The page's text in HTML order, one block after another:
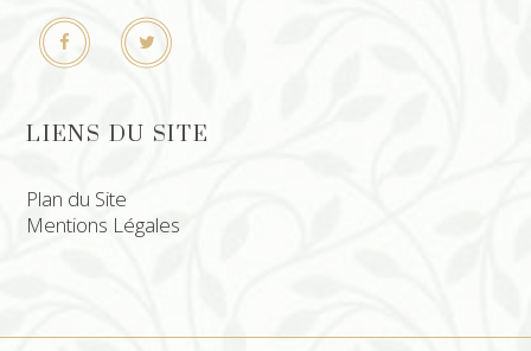
LIENS DU SITE
Plan du Site
Mentions Légales